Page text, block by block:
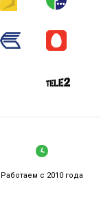
Работаем с 2010 года